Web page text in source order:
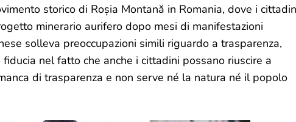
storico di Roșia Montană in Romania, dove i
minerario aurifero dopo mesi di manifestazioni
solleva preoccupazioni simili riguardo a trasparenza,
nel fatto che anche i cittadini possano riuscire a
di trasparenza e non serve né la natura né il popolo